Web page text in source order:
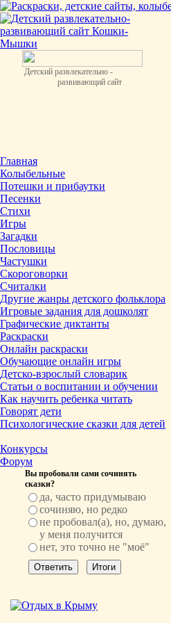
Детский развлекательно -
развивающий сайт
Главная
Колыбельные
Потешки и прибаутки
Песенки
Стихи
Игры
Загадки
Пословицы
Частушки
Скороговорки
Считалки
Другие жанры детского фольклора
Игровые задания для дошколят
Графические диктанты
Раскраски
Онлайн раскраски
Обучающие онлайн игры
Детско-взрослый словарик
Статьи о воспитании и обучении
Как научить ребенка читать
Говорят дети
Психологические сказки для детей
Конкурсы
Форум
Вы пробовали сами сочинять
сказки?
да, часто придумываю
сочиняю, но редко
не пробовал(а), но, думаю,
у меня получится
нет, это точно не "моё"